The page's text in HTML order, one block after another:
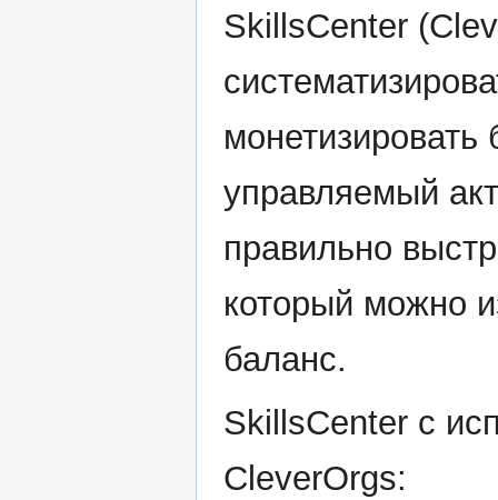
SkillsCenter
управляемый
правильно
который можно
баланс.
SkillsCenter с
CleverOrgs: